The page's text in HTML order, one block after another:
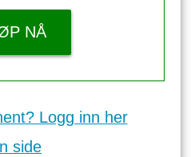
NÅ
Logg inn her
side